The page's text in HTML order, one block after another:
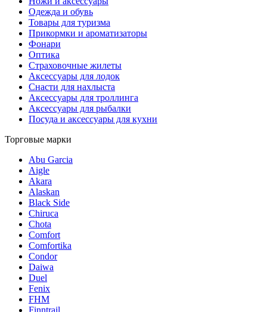
Одежда и обувь
Товары для туризма
Прикормки и ароматизаторы
Фонари
Оптика
Страховочные жилеты
Аксессуары для лодок
Снасти для нахлыста
Аксессуары для троллинга
Аксессуары для рыбалки
Посуда и аксессуары для кухни
Торговые марки
Abu Garcia
Aigle
Akara
Alaskan
Black Side
Chiruca
Chota
Comfort
Comfortika
Condor
Daiwa
Duel
Fenix
FHM
Finntrail